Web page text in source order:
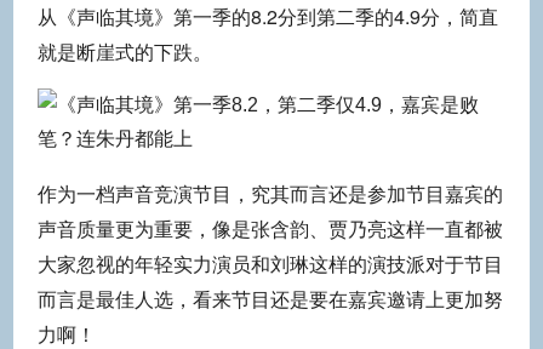
从《声临其境》第一季的8.2分到第二季的4.9分，简直
就是断崖式的下跌。
作为一档声音竞演节目，究其而言还是参加节目嘉宾的
声音质量更为重要，像是张含韵、贾乃亮这样一直都被
大家忽视的年轻实力演员和刘琳这样的演技派对于节目
而言是最佳人选，看来节目还是要在嘉宾邀请上更加努
力啊！